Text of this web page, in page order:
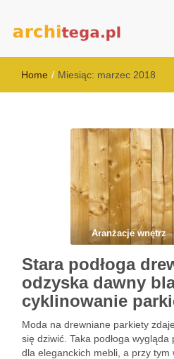
architega.pl
Home / Miesiąc: marzec 2018
Aranżacje wnętrz
Stara podłoga
odzyska dawny
cyklinowanie
Moda na drewniane parkiety
się dziwić. Taka podłoga wygląda
dla eleganckich mebli, a przy tym